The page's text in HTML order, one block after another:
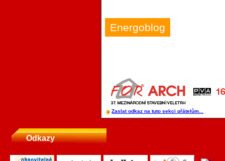
Energoblog
Zaslat odkaz na tuto sekci přátelům...
Odkazy